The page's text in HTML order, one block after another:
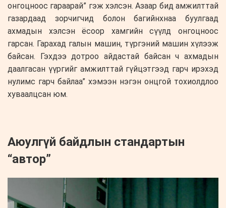
онгоцноос гараарай” гэж хэлсэн. Азаар бид амжилттай
газардаад зорчигчид болон багийнхнаа буулгаад
ахмадын хэлсэн ёсоор хамгийн сүүлд онгоцноос
гарсан. Гарахад галын машин, түргэний машин хүлээж
байсан. Гэхдээ дотроо айдастай байсан ч ахмадын
даалгасан үүргийг амжилттай гүйцэтгээд гарч ирэхэд
нулимс гарч байлаа” хэмээн нэгэн онцгой тохиолдлоо
хуваалцсан юм.
Аюулгүй байдлын стандартын
“автор”